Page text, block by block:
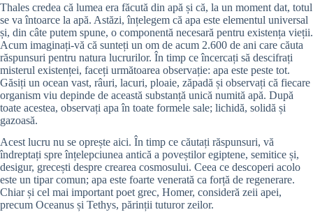
Thales credea că lumea era făcută din apă și că, la un moment dat, totul
se va întoarce la apă. Astăzi, înțelegem că apa este elementul universal
și, din câte putem spune, o componentă necesară pentru existența vieții.
Acum imaginați-vă că sunteți un om de acum 2.600 de ani care căuta
răspunsuri pentru natura lucrurilor. În timp ce încercați să descifrați
misterul existenței, faceți următoarea observație: apa este peste tot.
Găsiți un ocean vast, râuri, lacuri, ploaie, zăpadă și observați că fiecare
organism viu depinde de această substanță unică numită apă. După
toate acestea, observați apa în toate formele sale; lichidă, solidă și
gazoasă.
Acest lucru nu se oprește aici. În timp ce căutați răspunsuri, vă
îndreptați spre înțelepciunea antică a poveștilor egiptene, semitice și,
desigur, grecești despre crearea cosmosului. Ceea ce descoperi acolo
este un tipar comun; apa este foarte venerată ca forță de regenerare.
Chiar și cel mai important poet grec, Homer, consideră zeii apei,
precum Oceanus și Tethys, părinții tuturor zeilor.